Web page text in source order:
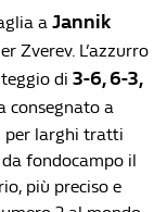
a Jannik
Zverev. L’azzurro
di 3-6, 6-3,
consegnato a
per larghi tratti
fondocampo il
più preciso e